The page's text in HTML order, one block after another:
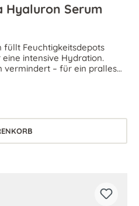
Hyaluron Serum
füllt Feuchtigkeitsdepots
intensive Hydration.
vermindert – für ein pralles